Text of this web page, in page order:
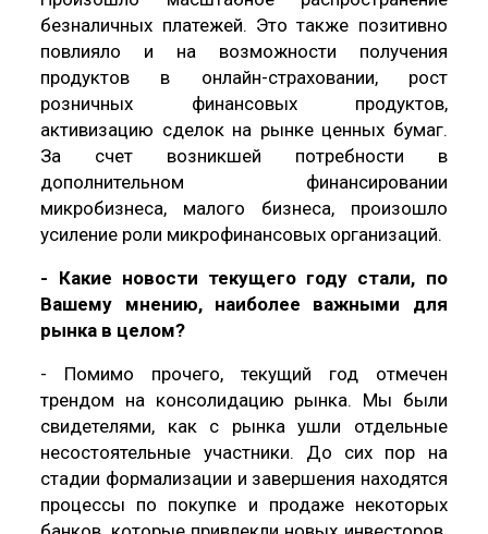
безналичных платежей. Это также позитивно
повлияло и на возможности получения
продуктов в онлайн-страховании, рост
розничных финансовых продуктов,
активизацию сделок на рынке ценных бумаг.
За счет возникшей потребности в
дополнительном финансировании
микробизнеса, малого бизнеса, произошло
усиление роли микрофинансовых организаций.
- Какие новости текущего году стали, по
Вашему мнению, наиболее важными для
рынка в целом?
- Помимо прочего, текущий год отмечен
трендом на консолидацию рынка. Мы были
свидетелями, как с рынка ушли отдельные
несостоятельные участники. До сих пор на
стадии формализации и завершения находятся
процессы по покупке и продаже некоторых